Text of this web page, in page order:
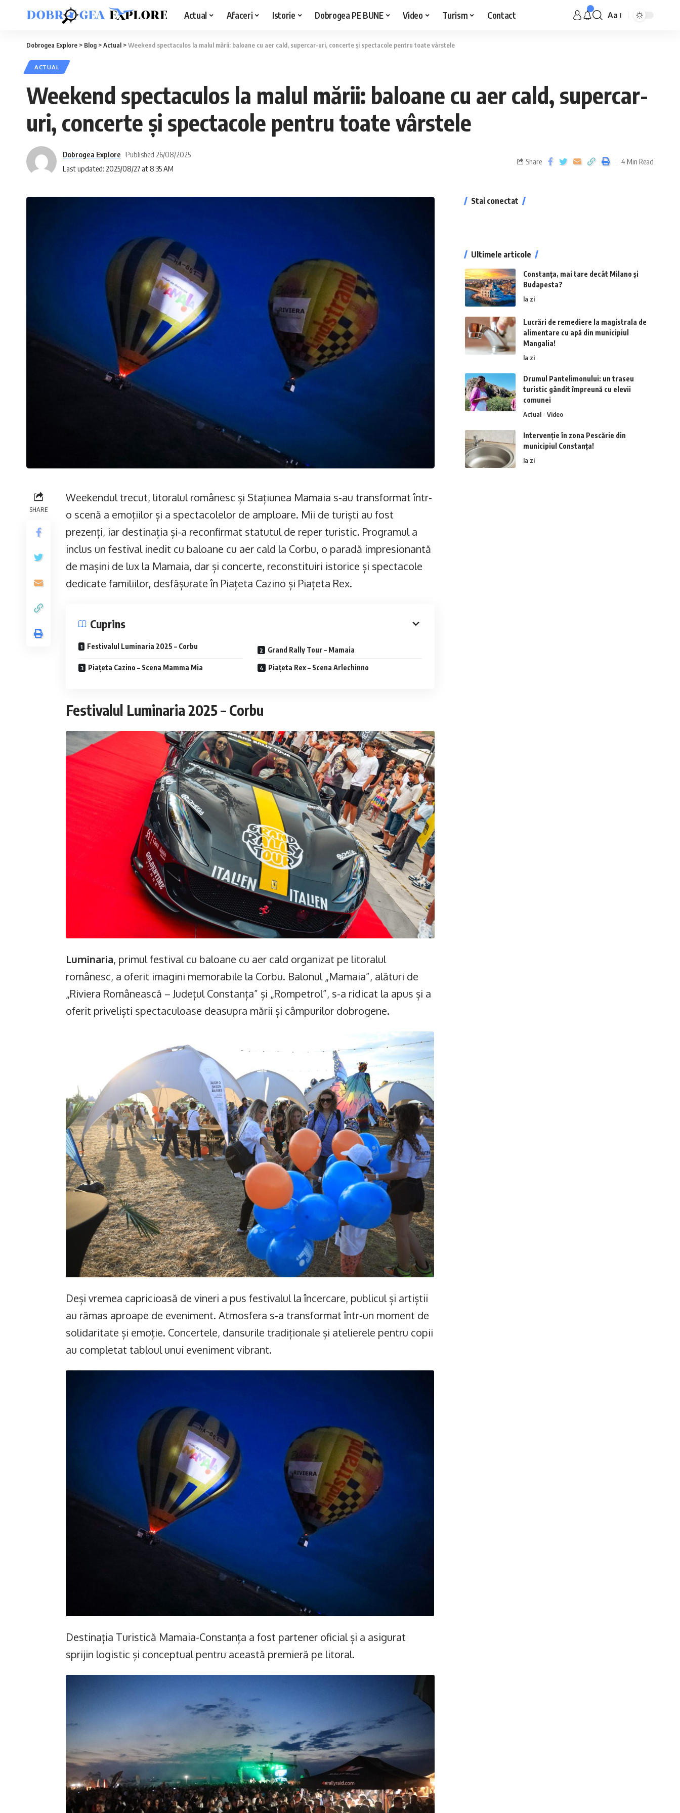
Actual Afaceri Istorie Dobrogea PE BUNE Video Turism Contact Aa
Dobrogea Explore > Blog >Actual >Weekend spectaculos la malul mării: baloane cu aer cald, supercar-uri, concerte și spectacole pentru toate vârstele
ACTUAL
Weekend spectaculos la malul mării: baloane cu aer cald, supercar-
uri, concerte și spectacole pentru toate vârstele
Last updated: 2025/08/27 at 8:35 AM
Dobrogea Explore Published 26/08/2025
Share 4 Min Read
SHARE
Weekendul trecut, litoralul românesc și Stațiunea Mamaia s-au transformat într-
o scenă a emoțiilor și a spectacolelor de amploare. Mii de turiști au fost
prezenți, iar destinația și-a reconfirmat statutul de reper turistic. Programul a
inclus un festival inedit cu baloane cu aer cald la Corbu, o paradă impresionantă
de mașini de lux la Mamaia, dar și concerte, reconstituiri istorice și spectacole
dedicate familiilor, desfășurate în Piațeta Cazino și Piațeta Rex.
Cuprins
Festivalul Luminaria 2025 – Corbu Grand Rally Tour – Mamaia
Piațeta Cazino – Scena Mamma Mia Piațeta Rex – Scena Arlechinno
Festivalul Luminaria 2025 – Corbu
Luminaria, primul festival cu baloane cu aer cald organizat pe litoralul
românesc, a oferit imagini memorabile la Corbu. Balonul „Mamaia”, alături de
„Riviera Românească – Județul Constanța” și „Rompetrol”, s-a ridicat la apus și a
oferit priveliști spectaculoase deasupra mării și câmpurilor dobrogene.
Deși vremea capricioasă de vineri a pus festivalul la încercare, publicul și artiștii
au rămas aproape de eveniment. Atmosfera s-a transformat într-un moment de
solidaritate și emoție. Concertele, dansurile tradiționale și atelierele pentru copii
au completat tabloul unui eveniment vibrant.
Destinația Turistică Mamaia-Constanța a fost partener oficial și a asigurat
sprijin logistic și conceptual pentru această premieră pe litoral.
Stai conectat
Ultimele articole
Constanța, mai tare decât Milano și
Budapesta?
la zi
Lucrări de remediere la magistrala de
alimentare cu apă din municipiul
Mangalia!
la zi
Drumul Pantelimonului: un traseu
turistic gândit împreună cu elevii
comunei
Actual Video
Intervenție în zona Pescărie din
municipiul Constanța!
la zi